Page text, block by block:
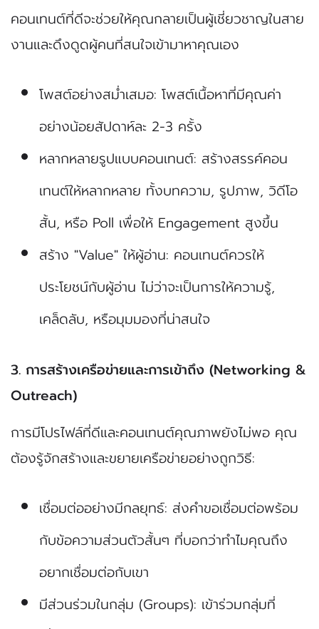
คอนเทนต์ที่ดีจะช่วยให้คุณกลายเป็นผู้เชี่ยวชาญในสาย
งานและดึงดูดผู้คนที่สนใจเข้ามาหาคุณเอง
โพสต์อย่างสม่ำเสมอ: โพสต์เนื้อหาที่มีคุณค่า
อย่างน้อยสัปดาห์ละ 2-3 ครั้ง
หลากหลายรูปแบบคอนเทนต์: สร้างสรรค์คอน
เทนต์ให้หลากหลาย ทั้งบทความ, รูปภาพ, วิดีโอ
สั้น, หรือ Poll เพื่อให้ Engagement สูงขึ้น
สร้าง "Value" ให้ผู้อ่าน: คอนเทนต์ควรให้
ประโยชน์กับผู้อ่าน ไม่ว่าจะเป็นการให้ความรู้,
เคล็ดลับ, หรือมุมมองที่น่าสนใจ
3. การสร้างเครือข่ายและการเข้าถึง (Networking &
Outreach)
การมีโปรไฟล์ที่ดีและคอนเทนต์คุณภาพยังไม่พอ คุณ
ต้องรู้จักสร้างและขยายเครือข่ายอย่างถูกวิธี:
เชื่อมต่ออย่างมีกลยุทธ์: ส่งคำขอเชื่อมต่อพร้อม
กับข้อความส่วนตัวสั้นๆ ที่บอกว่าทำไมคุณถึง
อยากเชื่อมต่อกับเขา
มีส่วนร่วมในกลุ่ม (Groups): เข้าร่วมกลุ่มที่